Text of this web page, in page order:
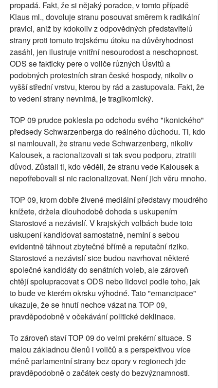
propadá. Fakt, že si nějaký poradce, v tomto případě
Klaus ml., dovoluje stranu posouvat směrem k radikální
pravici, aniž by kdokoliv z odpovědných představitelů
strany proti tomuto trojskému útoku na důvěryhodnost
zasáhl, jen ilustruje vnitřní nesourodost a neschopnost.
ODS se fakticky pere o voliče různých Úsvitů a
podobných protestních stran české hospody, nikoliv o
vyšší střední vrstvu, kterou by rád a zastupovala. Fakt, že
to vedení strany nevnímá, je tragikomický.
TOP 09 prudce poklesla po odchodu svého "ikonického"
předsedy Schwarzenberga do reálného důchodu. Ti, kdo
si namlouvali, že stranu vede Schwarzenberg, nikoliv
Kalousek, a racionalizovali si tak svou podporu, ztratili
důvod. Zůstali ti, kdo věděli, že stranu vede Kalousek a
nepotřebovali si nic racionalizovat. Není jich věru mnoho.
TOP 09, krom dobře živené mediální představy moudrého
knížete, držela dlouhodobě dohoda s uskupením
Starostové a nezávislí. V krajských volbách bude toto
uskupení kandidovat samostatně, nemíní s sebou
evidentně táhnout zbytečné břímě a reputační riziko.
Starostové a nezávislí sice budou navrhovat některé
společné kandidáty do senátních voleb, ale zároveň
chtějí spolupracovat s ODS nebo lidovci podle toho, jak
to bude ve kterém okrsku výhodné. Tato "emancipace"
ukazuje, že se hnutí nechce vázat na TOP 09,
pravděpodobně v očekávání politické deklinace.
To zároveň staví TOP 09 do velmi prekérní situace. S
malou základnou členů i voličů a s perspektivou více
méně parlamentní strany bez opory v regionech jde
pravděpodobně o začátek cesty do bezvýznamnosti.